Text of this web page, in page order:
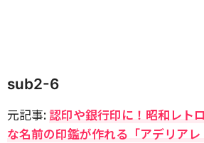
sub2-6
元記事:認印や銀行印に！昭和レト
な名前の印鑑が作れる「アデリア